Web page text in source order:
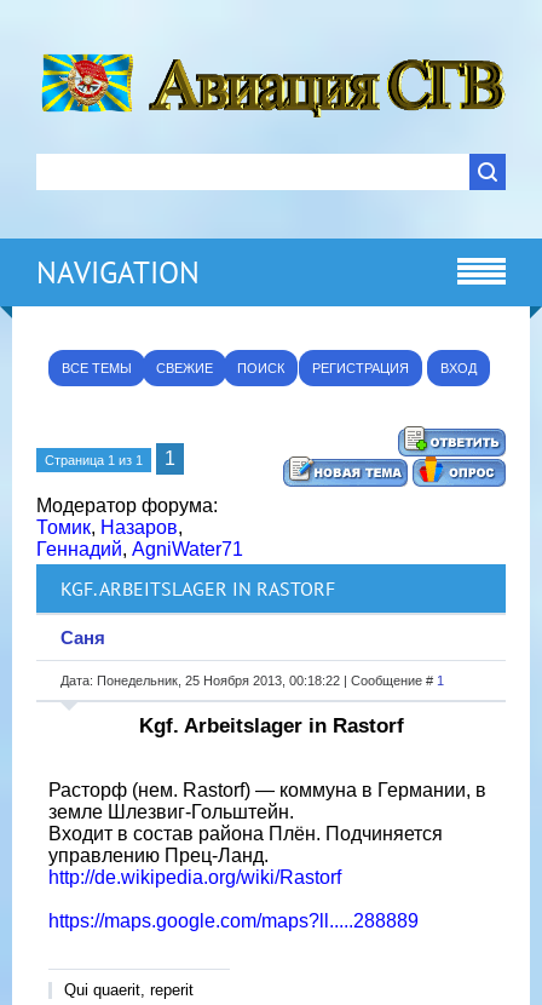
NAVIGATION
ВСЕ ТЕМЫ СВЕЖИЕ ПОИСК РЕГИСТРАЦИЯ ВХОД
Страница 1 из 1 1
Модератор форума:
Томик, Назаров,
Геннадий, AgniWater71
KGF. ARBEITSLAGER IN RASTORF
Саня
Дата: Понедельник, 25 Ноября 2013, 00:18:22 | Сообщение # 1
Kgf. Arbeitslager in Rastorf
Расторф (нем. Rastorf) — коммуна в Германии, в
земле Шлезвиг-Гольштейн.
Входит в состав района Плён. Подчиняется
управлению Прец-Ланд.
http://de.wikipedia.org/wiki/Rastorf
https://maps.google.com/maps?ll.....288889
Qui quaerit, reperit